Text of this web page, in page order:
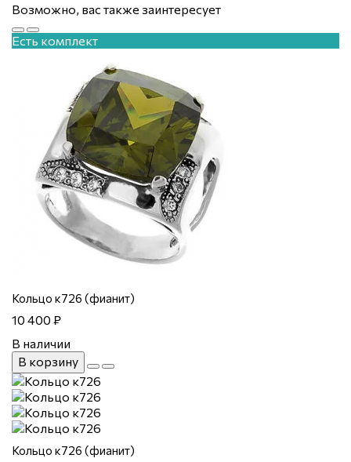
Возможно, вас также заинтересует
Есть комплект
Кольцо к726 (фианит)
10 400 ₽
В наличии
В корзину
Кольцо к726 (фианит)